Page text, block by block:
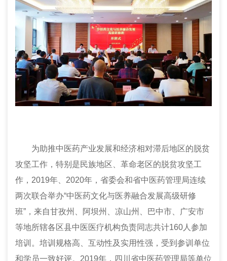
为助推中医药产业发展和经济相对滞后地区的脱贫
攻坚工作，特别是民族地区、革命老区的脱贫攻坚工
作，2019年、2020年，省委会和省中医药管理局连续
两次联合举办“中医药文化与医养融合发展高级研修
班”，来自甘孜州、阿坝州、凉山州、巴中市、广安市
等地所辖各区县中医医疗机构负责同志共计160人参加
培训。培训规格高、互动性及实用性强，受到参训单位
和学员一致好评。2019年，四川省中医药管理局等单位